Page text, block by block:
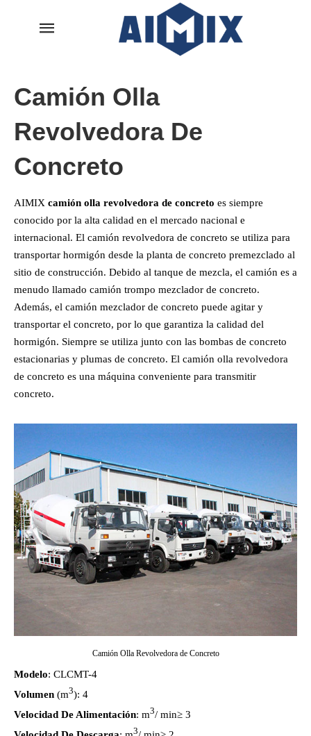
Camión Olla
Revolvedora De
Concreto
AIMIX camión olla revolvedora de concreto es siempre
conocido por la alta calidad en el mercado nacional e
internacional. El camión revolvedora de concreto se utiliza para
transportar hormigón desde la planta de concreto premezclado al
sitio de construcción. Debido al tanque de mezcla, el camión es a
menudo llamado camión trompo mezclador de concreto.
Además, el camión mezclador de concreto puede agitar y
transportar el concreto, por lo que garantiza la calidad del
hormigón. Siempre se utiliza junto con las bombas de concreto
estacionarias y plumas de concreto. El camión olla revolvedora
de concreto es una máquina conveniente para transmitir
concreto.
Camión Olla Revolvedora de Concreto
Modelo: CLCMT-4
Volumen (m3): 4
Velocidad De Alimentación: m3/ min≥ 3
3